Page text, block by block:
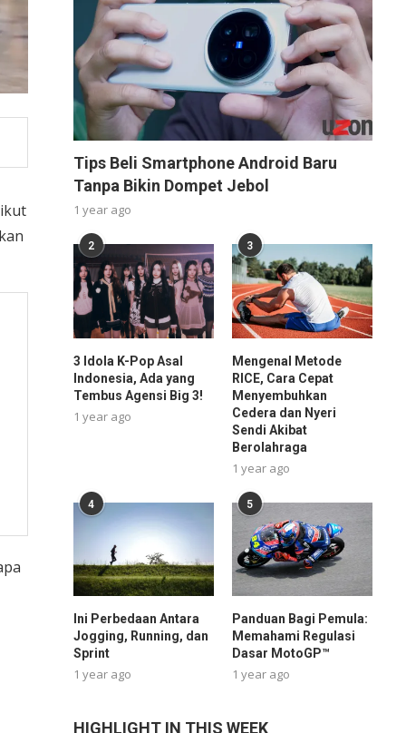
Tips Beli Smartphone Android Baru
Tanpa Bikin Dompet Jebol
1 year ago
2
3 Idola K-Pop Asal
Indonesia, Ada yang
Tembus Agensi Big 3!
1 year ago
3
Mengenal Metode
RICE, Cara Cepat
Menyembuhkan
Cedera dan Nyeri
Sendi Akibat
Berolahraga
1 year ago
4
Ini Perbedaan Antara
Jogging, Running, dan
Sprint
1 year ago
5
Panduan Bagi Pemula:
Memahami Regulasi
Dasar MotoGP™
1 year ago
HIGHLIGHT IN THIS WEEK